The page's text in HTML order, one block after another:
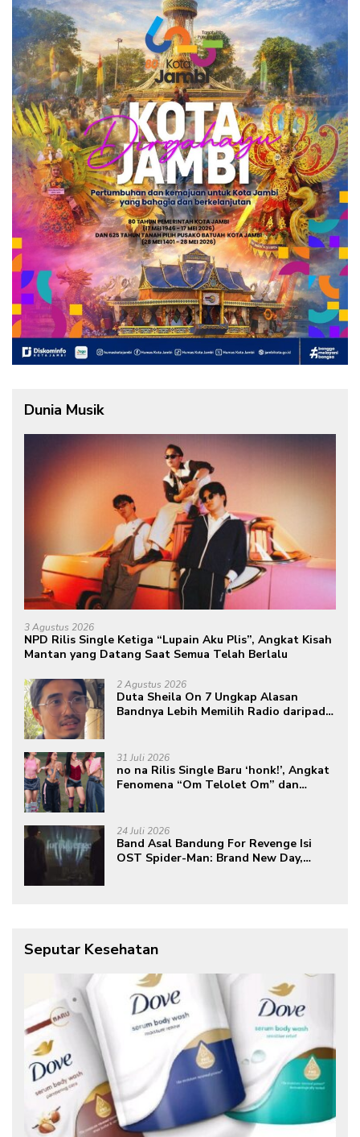
Dunia Musik
3 Agustus 2026
NPD Rilis Single Ketiga “Lupain Aku Plis”, Angkat Kisah
Mantan yang Datang Saat Semua Telah Berlalu
2 Agustus 2026
Duta Sheila On 7 Ungkap Alasan
Bandnya Lebih Memilih Radio daripada
31 Juli 2026
no na Rilis Single Baru ‘honk!’, Angkat
Fenomena “Om Telolet Om” dan
24 Juli 2026
Band Asal Bandung For Revenge Isi
OST Spider-Man: Brand New Day,
Seputar Kesehatan